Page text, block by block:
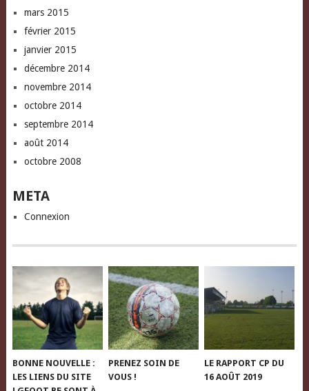
mars 2015
février 2015
janvier 2015
décembre 2014
novembre 2014
octobre 2014
septembre 2014
août 2014
octobre 2008
META
Connexion
BONNE NOUVELLE :
LES LIENS DU SITE
PRENEZ SOIN DE
VOUS !
LE RAPPORT CP DU
16 AOÛT 2019